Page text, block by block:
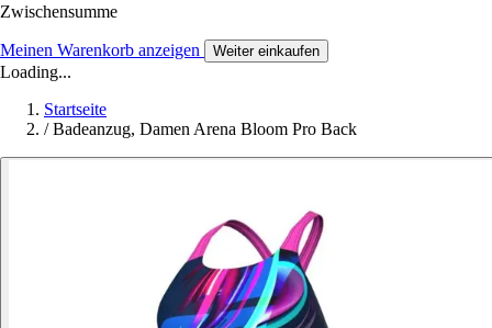
Zwischensumme
Meinen Warenkorb anzeigen Weiter einkaufen
Loading...
Startseite
/ Badeanzug, Damen Arena Bloom Pro Back